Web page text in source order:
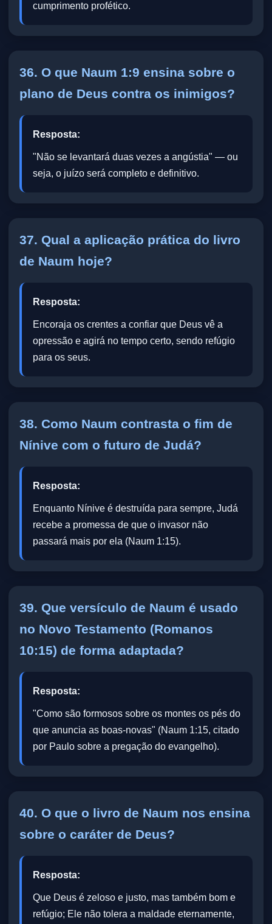
cumprimento profético.
36. O que Naum 1:9 ensina sobre o
plano de Deus contra os inimigos?
Resposta:
"Não se levantará duas vezes a angústia" — ou
seja, o juízo será completo e definitivo.
37. Qual a aplicação prática do livro
de Naum hoje?
Resposta:
Encoraja os crentes a confiar que Deus vê a
opressão e agirá no tempo certo, sendo refúgio
para os seus.
38. Como Naum contrasta o fim de
Nínive com o futuro de Judá?
Resposta:
Enquanto Nínive é destruída para sempre, Judá
recebe a promessa de que o invasor não
passará mais por ela (Naum 1:15).
39. Que versículo de Naum é usado
no Novo Testamento (Romanos
10:15) de forma adaptada?
Resposta:
"Como são formosos sobre os montes os pés do
que anuncia as boas-novas" (Naum 1:15, citado
por Paulo sobre a pregação do evangelho).
40. O que o livro de Naum nos ensina
sobre o caráter de Deus?
Resposta:
Que Deus é zeloso e justo, mas também bom e
refúgio; Ele não tolera a maldade eternamente,